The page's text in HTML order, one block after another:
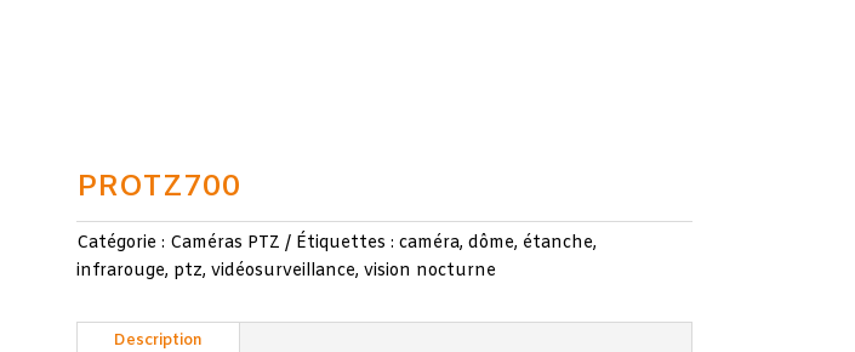
PROTZ700
Catégorie : Caméras PTZ Étiquettes : caméra, dôme, étanche,
infrarouge, ptz, vidéosurveillance, vision nocturne
Description